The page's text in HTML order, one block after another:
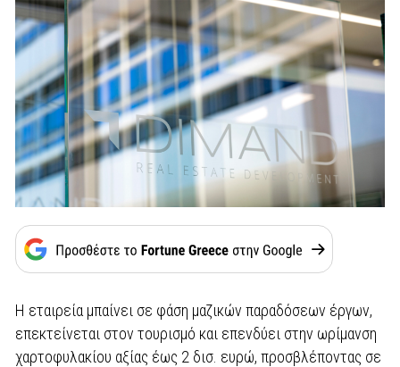
Η εταιρεία μπαίνει σε φάση μαζικών παραδόσεων έργων,
επεκτείνεται στον τουρισμό και επενδύει στην ωρίμανση
χαρτοφυλακίου αξίας έως 2 δισ. ευρώ, προσβλέποντας σε